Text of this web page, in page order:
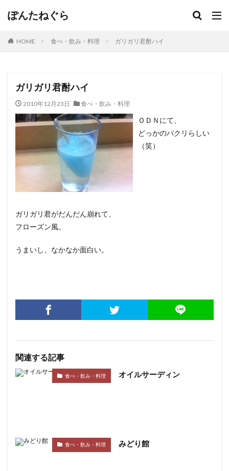
ぽんたねぐら
HOME 食べ・飲み・料理 ガリガリ君酎ハイ
ガリガリ君酎ハイ
2010年12月23日 食べ・飲み・料理
ＯＤＮにて、
どっかのパクリらしい
（笑）
ガリガリ君がだんだん崩れて、
フローズン風。
うまいし、なかなか面白い。
関連する記事
食べ・飲み・料理 オイルサーディン
食べ・飲み・料理 みどり館